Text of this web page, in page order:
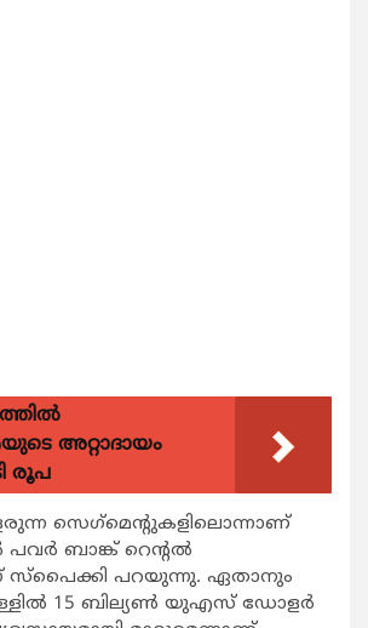
അറ്റാദായം
രൂപ
സെഗ്‌മെന്റുകളിലൊന്നാണ്
ബാങ്ക് റെന്റല്‍
സ്‌പൈക്കി പറയുന്നു. ഏതാനും
15 ബില്യണ്‍ യുഎസ് ഡോളര്‍